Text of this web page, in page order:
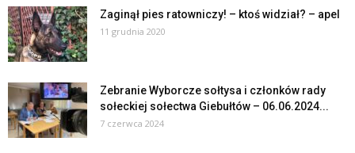
Zaginął pies ratowniczy! – ktoś widział? – apel
11 grudnia 2020
Zebranie Wyborcze sołtysa i członków rady
sołeckiej sołectwa Giebułtów – 06.06.2024...
7 czerwca 2024